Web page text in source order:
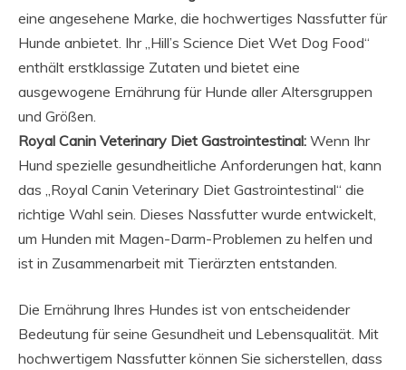
eine angesehene Marke, die hochwertiges Nassfutter für
Hunde anbietet. Ihr „Hill’s Science Diet Wet Dog Food“
enthält erstklassige Zutaten und bietet eine
ausgewogene Ernährung für Hunde aller Altersgruppen
und Größen.
Royal Canin Veterinary Diet Gastrointestinal: Wenn Ihr
Hund spezielle gesundheitliche Anforderungen hat, kann
das „Royal Canin Veterinary Diet Gastrointestinal“ die
richtige Wahl sein. Dieses Nassfutter wurde entwickelt,
um Hunden mit Magen-Darm-Problemen zu helfen und
ist in Zusammenarbeit mit Tierärzten entstanden.
Die Ernährung Ihres Hundes ist von entscheidender
Bedeutung für seine Gesundheit und Lebensqualität. Mit
hochwertigem Nassfutter können Sie sicherstellen, dass